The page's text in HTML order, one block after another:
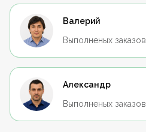
Валерий
Выполненых заказов
Александр
Выполненых заказов